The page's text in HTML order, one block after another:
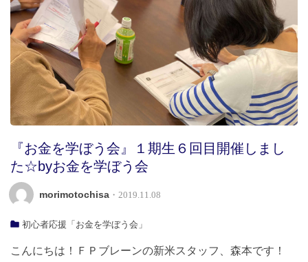
『お金を学ぼう会』１期生６回目開催しまし
た☆byお金を学ぼう会
morimotochisa ・2019.11.08
初心者応援「お金を学ぼう会」
こんにちは！ＦＰブレーンの新米スタッフ、森本です！